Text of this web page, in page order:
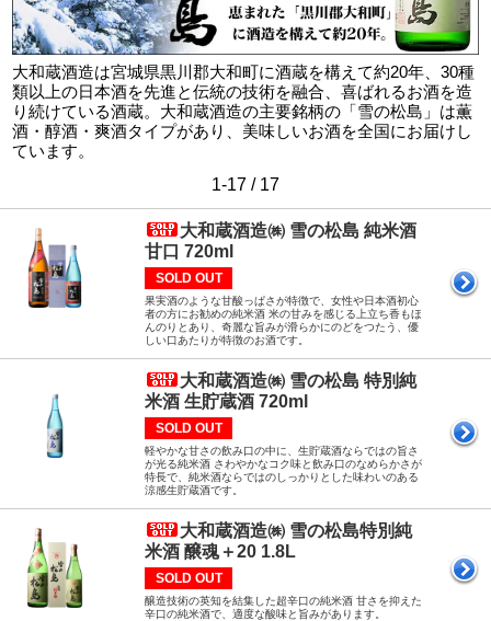
大和蔵酒造は宮城県黒川郡大和町に酒蔵を構えて約20年、30種
類以上の日本酒を先進と伝統の技術を融合、喜ばれるお酒を造
り続けている酒蔵。大和蔵酒造の主要銘柄の「雪の松島」は薫
酒・醇酒・爽酒タイプがあり、美味しいお酒を全国にお届けし
ています。
1-17 / 17
大和蔵酒造㈱ 雪の松島 純米酒
甘口 720ml
SOLD OUT
果実酒のような甘酸っぱさが特徴で、女性や日本酒初心
者の方にお勧めの純米酒 米の甘みを感じる上立ち香もほ
んのりとあり、奇麗な旨みが滑らかにのどをつたう、優
しい口あたりが特徴のお酒です。
大和蔵酒造㈱ 雪の松島 特別純
米酒 生貯蔵酒 720ml
SOLD OUT
軽やかな甘さの飲み口の中に、生貯蔵酒ならではの旨さ
が光る純米酒 さわやかなコク味と飲み口のなめらかさが
特長で、純米酒ならではのしっかりとした味わいのある
涼感生貯蔵酒です。
大和蔵酒造㈱ 雪の松島特別純
米酒 醸魂＋20 1.8L
SOLD OUT
醸造技術の英知を結集した超辛口の純米酒 甘さを抑えた
辛口の純米酒で、適度な酸味と旨みがあります。